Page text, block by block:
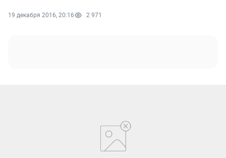
19 декабря 2016, 20:16 2 971